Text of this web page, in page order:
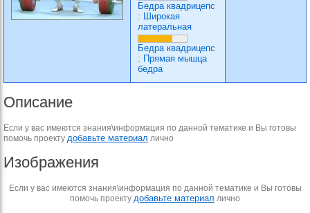
Бедра квадрицепс
: Широкая
латеральная
Бедра квадрицепс
: Прямая мышца
бедра
Описание
Если у вас имеются знания\информация по данной тематике и Вы готовы
помочь проекту добавьте материал лично
Изображения
Если у вас имеются знания\информация по данной тематике и Вы готовы
помочь проекту добавьте материал лично